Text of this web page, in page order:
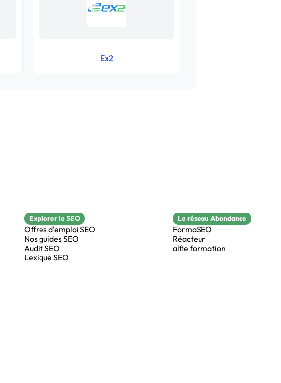
Ex2
Explorer le SEO
Offres d'emploi SEO
Nos guides SEO
Audit SEO
Lexique SEO
Le réseau Abondance
FormaSEO
Réacteur
alfie formation